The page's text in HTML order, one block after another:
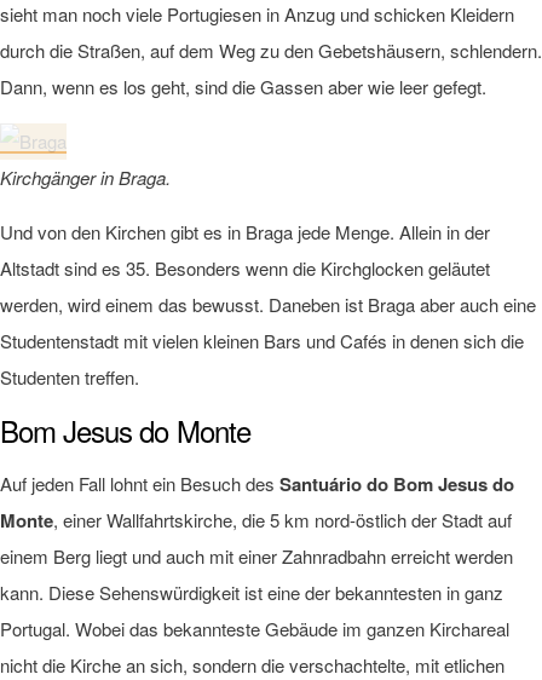
sieht man noch viele Portugiesen in Anzug und schicken Kleidern
durch die Straßen, auf dem Weg zu den Gebetshäusern, schlendern.
Dann, wenn es los geht, sind die Gassen aber wie leer gefegt.
Kirchgänger in Braga.
Und von den Kirchen gibt es in Braga jede Menge. Allein in der
Altstadt sind es 35. Besonders wenn die Kirchglocken geläutet
werden, wird einem das bewusst. Daneben ist Braga aber auch eine
Studentenstadt mit vielen kleinen Bars und Cafés in denen sich die
Studenten treffen.
Bom Jesus do Monte
Auf jeden Fall lohnt ein Besuch des Santuário do Bom Jesus do
Monte, einer Wallfahrtskirche, die 5 km nord-östlich der Stadt auf
einem Berg liegt und auch mit einer Zahnradbahn erreicht werden
kann. Diese Sehenswürdigkeit ist eine der bekanntesten in ganz
Portugal. Wobei das bekannteste Gebäude im ganzen Kirchareal
nicht die Kirche an sich, sondern die verschachtelte, mit etlichen